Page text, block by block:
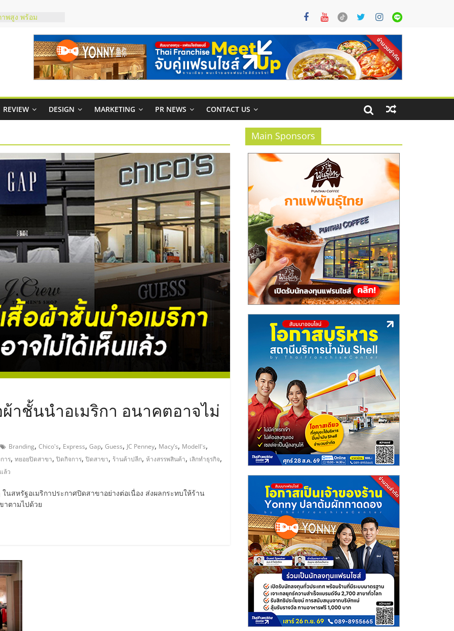
พสูง พร้อม
ในไทยที่ไหนดี?
คุ้มค่าและตอบ
ภาพคล่องให้ธุรกิจ
ชส์ยอนนี่
Up จับคู่แฟรน
REVIEW DESIGN MARKETING PR NEWS CONTACT US
าชั้นนำอเมริกา อนาคตอาจไม่
Branding, Chico's, Express, Gap, Guess, JC Penney, Macy’s, Modell's,
าร, ทยอยปิดสาขา,ปิดกิจการ,ปิดสาขา, ร้านค้าปลีก, ห้างสรรพสินค้า, เลิกทำธุรกิจ,
ล้ว
สหรัฐอเมริกาประกาศปิดสาขาอย่างต่อเนื่อง ส่งผลกระทบให้ร้าน
าตามไปด้วย
Main Sponsors